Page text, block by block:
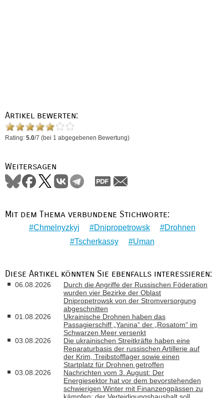
Artikel bewerten:
Rating: 5.0/7 (bei 1 abgegebenen Bewertung)
Weitersagen
Mit dem Thema verbundene Stichworte:
Chmelnyzkyj Dnipropetrowsk
Drohnen
Tscherkassy
Uman
Diese Artikel könnten Sie ebenfalls interessieren:
06.08.2026
Durch die Angriffe der Russischen Föderation
wurden vier Bezirke der Oblast
Dnipropetrowsk von der Stromversorgung
abgeschnitten
01.08.2026
Ukrainische Drohnen haben das
Passagierschiff „Yanina“ der „Rosatom“ im
Schwarzen Meer versenkt
03.08.2026
Die ukrainischen Streitkräfte haben eine
Reparaturbasis der russischen Artillerie auf
der Krim, Treibstofflager sowie einen
Startplatz für Drohnen getroffen
03.08.2026
Nachrichten vom 3. August: Der
Energiesektor hat vor dem bevorstehenden
schwierigen Winter mit Finanzengpässen zu
kämpfen; der Verteidigungshaushalt soll